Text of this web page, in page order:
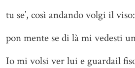
tu se’, così andando volgi il viso:
pon mente se di là mi vedesti
Io mi volsi ver lui e guardail